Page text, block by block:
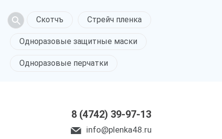
Скотчъ Стрейч пленка
Одноразовые защитные маски
Одноразовые перчатки
8 (4742) 39-97-13
info@plenka48.ru